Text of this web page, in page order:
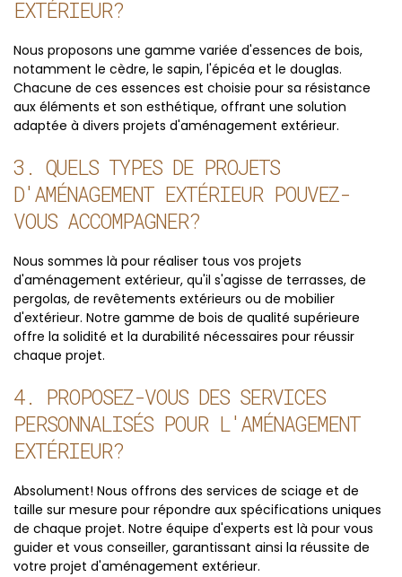
EXTÉRIEUR?
Nous proposons une gamme variée d'essences de bois,
notamment le cèdre, le sapin, l'épicéa et le douglas.
Chacune de ces essences est choisie pour sa résistance
aux éléments et son esthétique, offrant une solution
adaptée à divers projets d'aménagement extérieur.
3. QUELS TYPES DE PROJETS
D'AMÉNAGEMENT EXTÉRIEUR POUVEZ-
VOUS ACCOMPAGNER?
Nous sommes là pour réaliser tous vos projets
d'aménagement extérieur, qu'il s'agisse de terrasses, de
pergolas, de revêtements extérieurs ou de mobilier
d'extérieur. Notre gamme de bois de qualité supérieure
offre la solidité et la durabilité nécessaires pour réussir
chaque projet.
4. PROPOSEZ-VOUS DES SERVICES
PERSONNALISÉS POUR L'AMÉNAGEMENT
EXTÉRIEUR?
Absolument! Nous offrons des services de sciage et de
taille sur mesure pour répondre aux spécifications uniques
de chaque projet. Notre équipe d'experts est là pour vous
guider et vous conseiller, garantissant ainsi la réussite de
votre projet d'aménagement extérieur.